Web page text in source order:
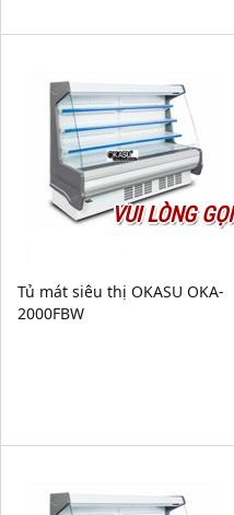
VUI LÒNG GỌI
Tủ mát siêu thị OKASU OKA-
2000FBW